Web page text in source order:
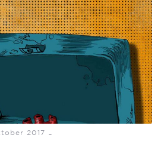
2017 -